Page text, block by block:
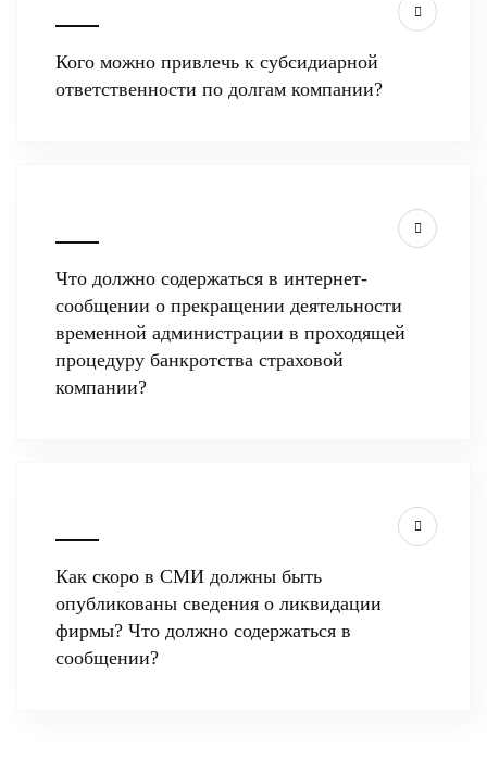
Кого можно привлечь к субсидиарной
ответственности по долгам компании?
Что должно содержаться в интернет-
сообщении о прекращении деятельности
временной администрации в проходящей
процедуру банкротства страховой
компании?
Как скоро в СМИ должны быть
опубликованы сведения о ликвидации
фирмы? Что должно содержаться в
сообщении?